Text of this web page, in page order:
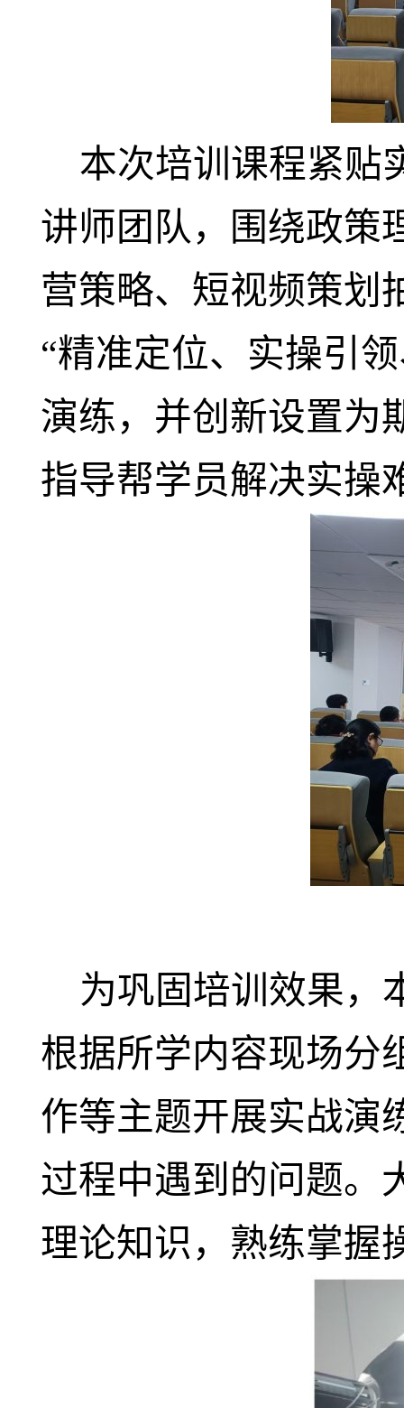
本次培训课程紧贴
讲师团队，围绕政策
营策略、短视频策划
“精准定位、实操引
演练，并创新设置为
指导帮学员解决实操
为巩固培训效果，
根据所学内容现场分
作等主题开展实战演
过程中遇到的问题。
理论知识，熟练掌握